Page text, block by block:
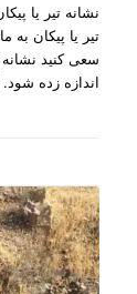
نشانه تیر یا
تیر یا پیکان
سعی کنید
اندازه زده